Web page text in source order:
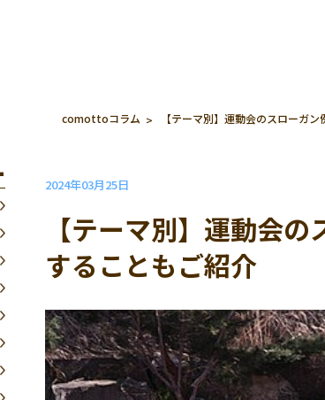
comottoコラム 【テーマ別】運動会のスローガ
2024年03月25日
【テーマ別】運動会
することもご紹介